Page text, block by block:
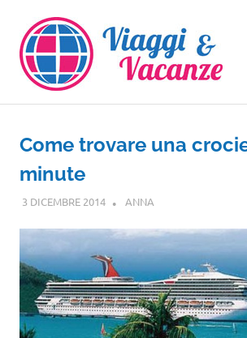
contenuto
Come trovare una
minute
3 DICEMBRE 2014 ANNA